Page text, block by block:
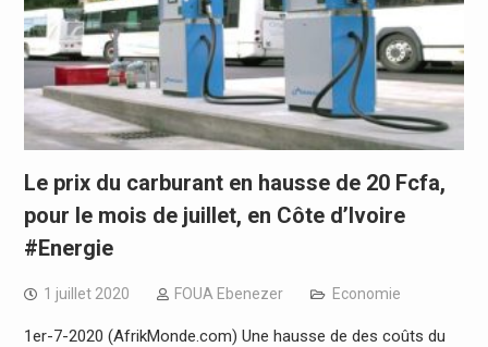
Le prix du carburant en hausse de 20 Fcfa,
pour le mois de juillet, en Côte d’Ivoire
#Energie
1 juillet 2020 FOUA Ebenezer Economie
1er-7-2020 (AfrikMonde.com) Une hausse de des coûts du